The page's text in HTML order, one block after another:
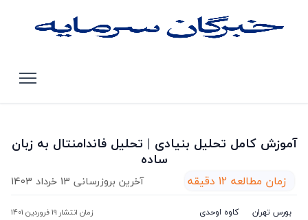
آموزش کامل تحلیل بنیادی | تحلیل فاندامنتال به زبان
ساده
زمان مطالعه 12 دقیقه آخرین بروزرسانی 13 خرداد 1403
بورس تهران کاوه اوحدی زمان انتشار 19 فروردین 1401